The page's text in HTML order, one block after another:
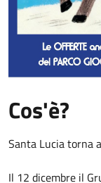
Cos'è?
Santa Lucia torna
Il 12 dicembre il